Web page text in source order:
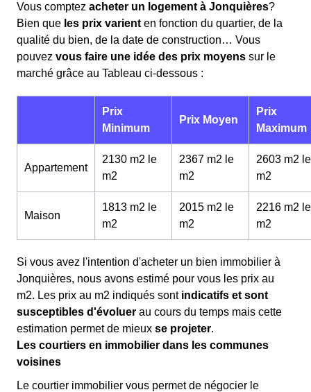
Vous comptez acheter un logement à Jonquières?
Bien que les prix varient en fonction du quartier, de la
qualité du bien, de la date de construction… Vous
pouvez vous faire une idée des prix moyens sur le
marché grâce au Tableau ci-dessous :
Prix
Minimum
Prix Moyen
Prix
Maximum
Appartement
2130 m2 le
m2
2367 m2 le
m2
2603 m2 le
m2
Maison
1813 m2 le
m2
2015 m2 le
m2
2216 m2 le
m2
Si vous avez l'intention d'acheter un bien immobilier à
Jonquières, nous avons estimé pour vous les prix au
m2. Les prix au m2 indiqués sont indicatifs et sont
susceptibles d'évoluer au cours du temps mais cette
estimation permet de mieux se projeter.
Les courtiers en immobilier dans les communes
voisines
Le courtier immobilier vous permet de négocier le